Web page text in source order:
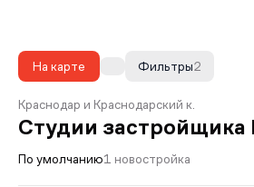
На карте 2
Фильтры
Краснодар и Краснодарский к.
Студии застройщика
По умолчанию1 новостройка